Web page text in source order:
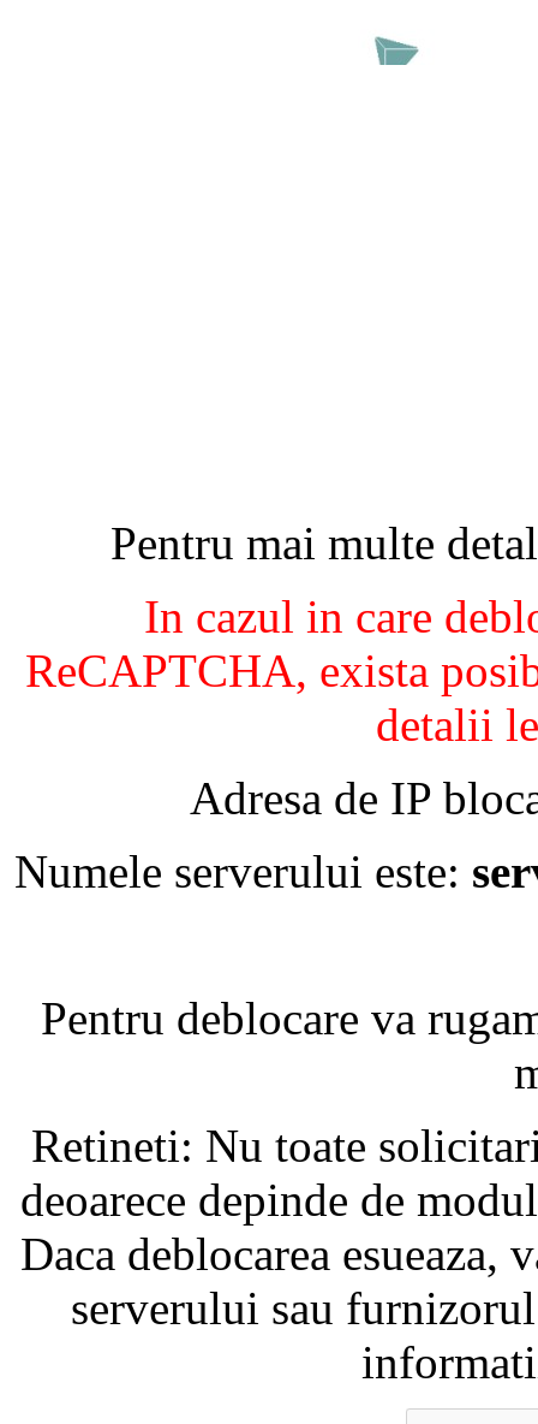
Pentru mai multe
In cazul in care
ReCAPTCHA, exista
detalii
Adresa de IP
Numele serverului este:
Pentru deblocare va
Retineti: Nu toate
deoarece depinde de
Daca deblocarea
serverului sau